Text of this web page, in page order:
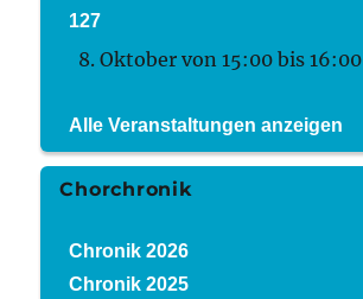
127
8. Oktober von 15:00 bis16:00
Alle Veranstaltungen anzeigen
Chorchronik
Chronik 2026
Chronik 2025